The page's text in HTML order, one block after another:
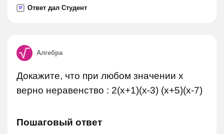
P Ответ дал Студент
Алгебра
Докажите, что при любом значении х
верно неравенство : 2(x+1)(x-3) (x+5)(x-7)
Пошаговый ответ